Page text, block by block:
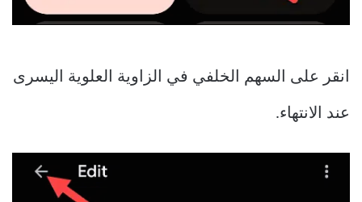
انقر على السهم الخلفي في الزاوية العلوية اليسرى
عند الانتهاء.